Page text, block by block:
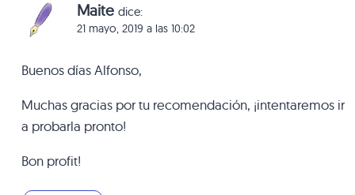
Maite dice:
21 mayo, 2019 a las 10:02
Buenos días Alfonso,
Muchas gracias por tu recomendación, ¡intentaremos ir
a probarla pronto!
Bon profit!